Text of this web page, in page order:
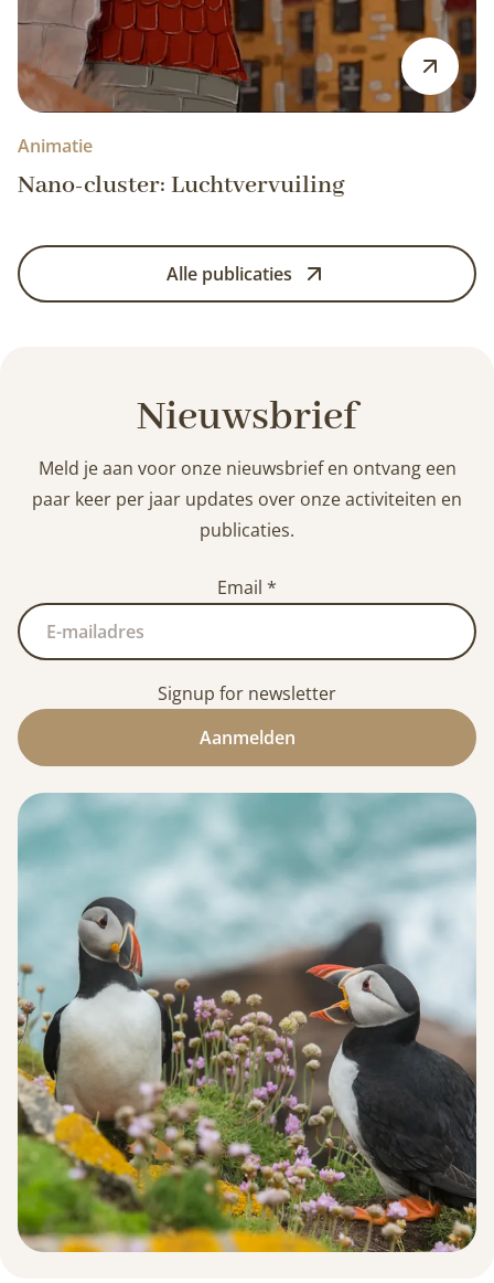
Animatie
Nano-cluster: Luchtvervuiling
Alle publicaties
Nieuwsbrief
Meld je aan voor onze nieuwsbrief en ontvang een
paar keer per jaar updates over onze activiteiten en
publicaties.
Email *
Signup for newsletter
Aanmelden